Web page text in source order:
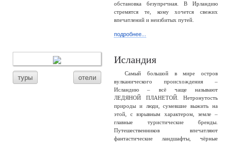
обстановка безупречная. В Ирландию
стремятся те, кому хочется свежих
впечатлений и неизбитых путей.
подробнее...
туры отели
Исландия
Самый большой в мире остров
вулканического происхождения –
Исландию – всё чаще называют
ЛЕДЯНОЙ ПЛАНЕТОЙ. Нетронутость
природы и люди, сумевшие выжить на
этой, с взрывным характером, земле –
главные туристические бренды.
Путешественников впечатляют
фантастические ландшафты, чёрные